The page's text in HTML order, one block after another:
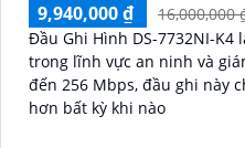
9,940,000 ₫
16,000,000
Đầu Ghi Hình DS-7732NI-
trong lĩnh vực an ninh và giám sát. Với băng
đến 256 Mbps, đầu ghi này
hơn bất kỳ khi nào